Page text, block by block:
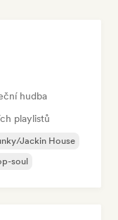
hudba
playlistů
Jackin House
soul